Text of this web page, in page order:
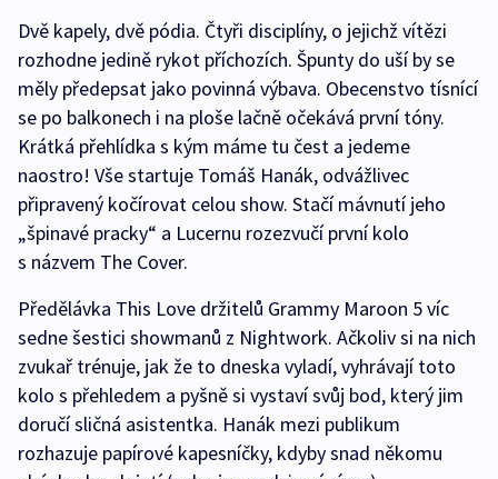
Dvě kapely, dvě pódia. Čtyři disciplíny, o jejichž vítězi
rozhodne jedině rykot příchozích. Špunty do uší by se
měly předepsat jako povinná výbava. Obecenstvo tísnící
se po balkonech i na ploše lačně očekává první tóny.
Krátká přehlídka s kým máme tu čest a jedeme
naostro! Vše startuje Tomáš Hanák, odvážlivec
připravený kočírovat celou show. Stačí mávnutí jeho
„špinavé pracky“ a Lucernu rozezvučí první kolo
s názvem The Cover.
Předělávka This Love držitelů Grammy Maroon 5 víc
sedne šestici showmanů z Nightwork. Ačkoliv si na nich
zvukař trénuje, jak že to dneska vyladí, vyhrávají toto
kolo s přehledem a pyšně si vystaví svůj bod, který jim
doručí sličná asistentka. Hanák mezi publikum
rozhazuje papírové kapesníčky, kdyby snad někomu